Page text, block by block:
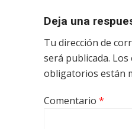
Deja una
Tu dirección de
será publicada. Los
obligatorios están
Comentario *